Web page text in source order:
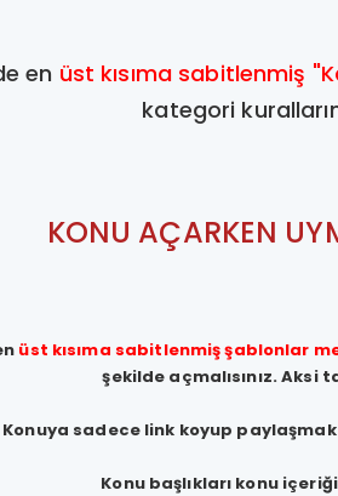
en üst kısıma sabitlenmiş
kategori
KONU AÇARKEN
üst kısıma sabitlenmiş şablonlar
şekilde açmalısınız.
Konuya sadece link koyup
Konu başlıkları konu